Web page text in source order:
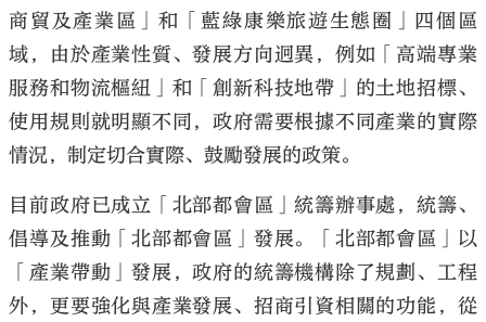
商貿及產業區」和「藍綠康樂旅遊生態圈」四個區
域，由於產業性質、發展方向迥異，例如「高端專業
服務和物流樞紐」和「創新科技地帶」的土地招標、
使用規則就明顯不同，政府需要根據不同產業的實際
情況，制定切合實際、鼓勵發展的政策。
目前政府已成立「北部都會區」統籌辦事處，統籌、
倡導及推動「北部都會區」發展。「北部都會區」以
「產業帶動」發展，政府的統籌機構除了規劃、工程
外，更要強化與產業發展、招商引資相關的功能，從